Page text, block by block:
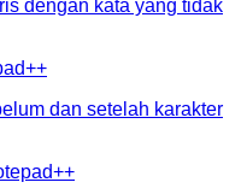
dengan kata yang tidak
dan setelah karakter